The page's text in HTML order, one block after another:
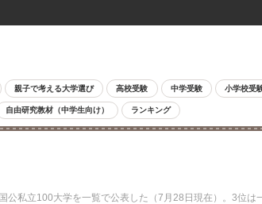
親子で考える大学選び 高校受験 中学受験 小学校受
自由研究教材（中学生向け） ランキング
私立100大学を一覧で公表した（7月28日現在）。3位